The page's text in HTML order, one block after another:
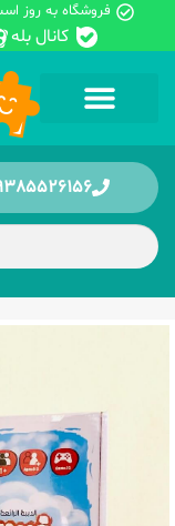
فروشگاه به روز
کانال بله